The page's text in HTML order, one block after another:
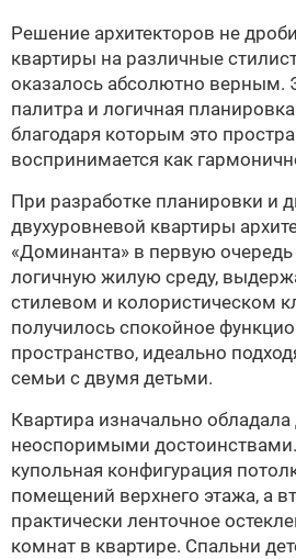
Решение архитекторов не
квартиры на различные
оказалось абсолютно верным.
палитра и логичная
благодаря которым это
воспринимается как
При разработке планировки и
двухуровневой квартиры
«Доминанта» в первую очередь
логичную жилую среду,
стилевом и колористическом
получилось спокойное
пространство, идеально
семьи с двумя детьми.
Квартира изначально
неоспоримыми
купольная конфигурация
помещений верхнего этажа, а
практически ленточное
комнат в квартире. Спальни